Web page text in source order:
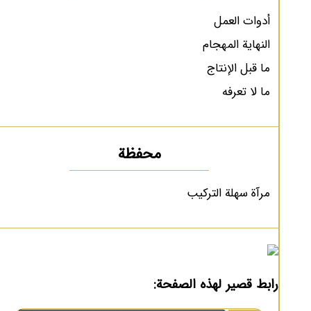
أدوات العمل
النهاية المهجام
ما قبل الإنتاج
ما لا تعرفه
محفظة
مرآة سهلة التركيب
رابط قصير لهذه الصفحة: